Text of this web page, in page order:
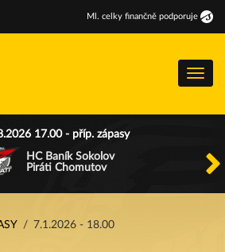
Ml . celky finančně podporuje
Menu
17.00 - příp. zápasy
HC Baník Sokolov
Piráti Chomutov
7.1.2026 - 18.00